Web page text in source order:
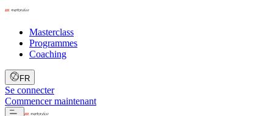
Masterclass
Programmes
Coaching
FR
Se connecter
Commencer maintenant